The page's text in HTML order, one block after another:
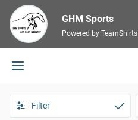
GHM Sports
Powered by TeamShirts
Filter